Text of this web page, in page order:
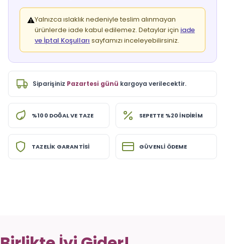
⚠️Yalnızca ıslaklık nedeniyle teslim alınmayan
ürünlerde iade kabul edilemez. Detaylar için iade
ve İptal Koşulları sayfamızı inceleyebilirsiniz.
Siparişiniz Pazartesi günü kargoya verilecektir.
%100 DOĞAL VE TAZE SEPETTE %20 İNDİRİM
TAZELİK GARANTİSİ GÜVENLİ ÖDEME